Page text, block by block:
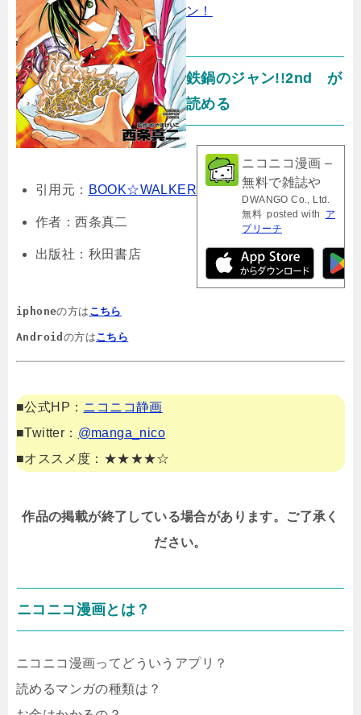
引用元： BOOK☆WALKER
作者：西条真二
出版社：秋田書店
ン！
鉄鍋のジャン!!2nd が
読める
ニコニコ漫画 –
無料で雑誌や
WEBの人気マ
ンガが読める
DWANGO Co., Ltd.
無料 posted with
ア
プリーチ
iphoneの方は こちら
Android の方はこちら
■公式HP： ニコニコ静画
■Twitter： @manga_nico
■オススメ度：★★★★☆
作品の掲載が終了している場合があります。ご了承く
ださい。
ニコニコ漫画とは？
ニコニコ漫画ってどういうアプリ？
読めるマンガの種類は？